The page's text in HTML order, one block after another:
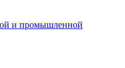
и промышленной